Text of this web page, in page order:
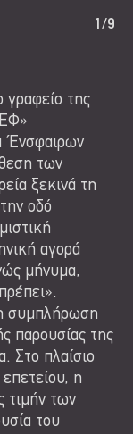
1/9
γραφείο της
Ένσφαιρων
των
ξεκινά τη
οδό
αγορά
μήνυμα,
συμπλήρωση
παρουσίας της
Στο πλαίσιο
η
τιμήν των
του